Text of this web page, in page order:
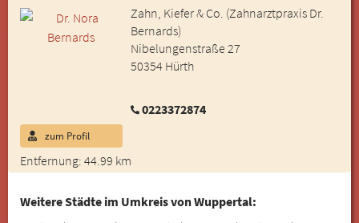
Zahn, Kiefer & Co. (Zahnarztpraxis Dr.
Bernards)
Nibelungenstraße 27
50354 Hürth
0223372874
Entfernung: 44.99 km
zum Profil
Weitere Städte im Umkreis von Wuppertal: